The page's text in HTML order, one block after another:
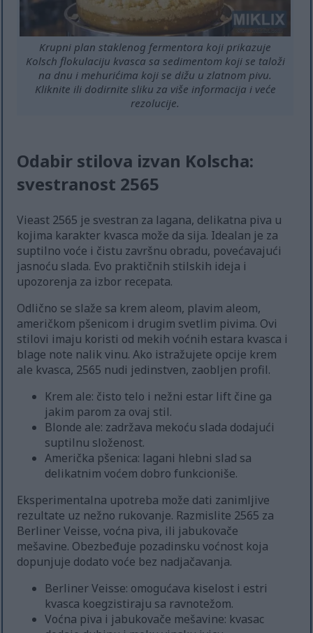
Krupni plan staklenog fermentora koji prikazuje
Kolsch flokulaciju kvasca sa sedimentom koji se taloži
na dnu i mehurićima koji se dižu u zlatnom pivu.
Kliknite ili dodirnite sliku za više informacija i veće
rezolucije.
Odabir stilova izvan Kolscha:
svestranost 2565
Vieast 2565 je svestran za lagana, delikatna piva u
kojima karakter kvasca može da sija. Idealan je za
suptilno voće i čistu završnu obradu, povećavajući
jasnoću slada. Evo praktičnih stilskih ideja i
upozorenja za izbor recepata.
Odlično se slaže sa krem aleom, plavim aleom,
američkom pšenicom i drugim svetlim pivima. Ovi
stilovi imaju koristi od mekih voćnih estara kvasca i
blage note nalik vinu. Ako istražujete opcije krem
ale kvasca, 2565 nudi jedinstven, zaobljen profil.
Krem ale: čisto telo i nežni estar lift čine ga
jakim parom za ovaj stil.
Blonde ale: zadržava mekoću slada dodajući
suptilnu složenost.
Američka pšenica: lagani hlebni slad sa
delikatnim voćem dobro funkcioniše.
Eksperimentalna upotreba može dati zanimljive
rezultate uz nežno rukovanje. Razmislite 2565 za
Berliner Veisse, voćna piva, ili jabukovače
mešavine. Obezbeđuje pozadinsku voćnost koja
dopunjuje dodato voće bez nadjačavanja.
Berliner Veisse: omogućava kiselost i estri
kvasca koegzistiraju sa ravnotežom.
Voćna piva i jabukovače mešavine: kvasac